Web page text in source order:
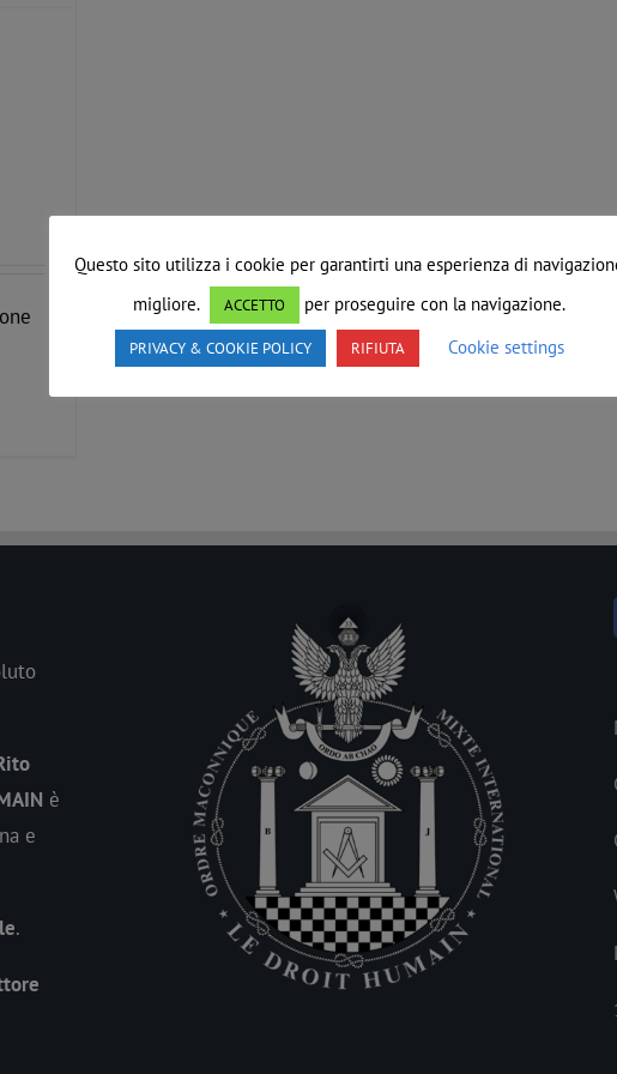
è
e
.
Questo sito utilizza i cookie per garantirti una esperienza di
migliore.
ACCETTO per proseguire con la navigazione.
PRIVACY & COOKIE POLICY RIFIUTA Cookie settings